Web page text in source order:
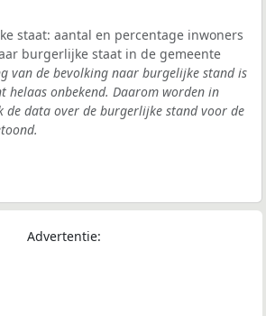
staat: aantal en percentage inwoners
burgerlijke staat in de gemeente
van de bevolking naar burgelijke stand is
helaas onbekend. Daarom worden in
de data over de burgerlijke stand voor de
Advertentie: